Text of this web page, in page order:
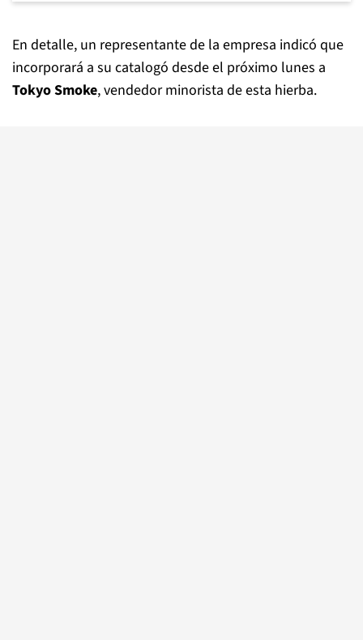
En detalle, un representante de la empresa indicó que
incorporará a su catalogó desde el próximo lunes a
Tokyo Smoke, vendedor minorista de esta hierba.